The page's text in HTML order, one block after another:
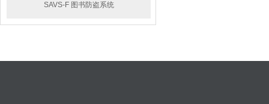
SAVS-K01普磁开锁器
SAVS-F 图书防盗系统